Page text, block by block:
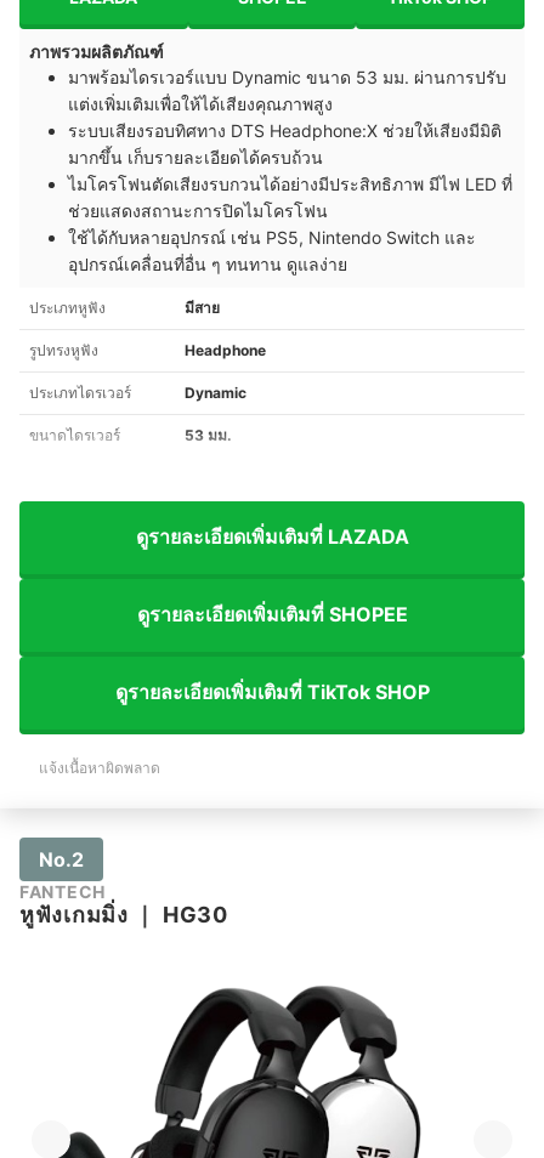
ภาพรวมผลิตภัณฑ์
มาพร้อมไดรเวอร์แบบ Dynamic ขนาด 53 มม. ผ่านการปรับ
แต่งเพิ่มเติมเพื่อให้ได้เสียงคุณภาพสูง
ระบบเสียงรอบทิศทาง DTS Headphone:X ช่วยให้เสียงมีมิติ
มากขึ้น เก็บรายละเอียดได้ครบถ้วน
ไมโครโฟนตัดเสียงรบกวนได้อย่างมีประสิทธิภาพ มีไฟ LED ที่
ช่วยแสดงสถานะการปิดไมโครโฟน
ใช้ได้กับหลายอุปกรณ์ เช่น PS5, Nintendo Switch และ
อุปกรณ์เคลื่อนที่อื่น ๆ ทนทาน ดูแลง่าย
ประเภทหูฟัง มีสาย
รูปทรงหูฟัง Headphone
ประเภทไดรเวอร์ Dynamic
ขนาดไดรเวอร์ 53 มม.
ดูรายละเอียดเพิ่มเติมที่ LAZADA
ดูรายละเอียดเพิ่มเติมที่ SHOPEE
ดูรายละเอียดเพิ่มเติมที่ TikTok SHOP
แจ้งเนื้อหาผิดพลาด
No.2
FANTECH
หูฟังเกมมิ่ง ｜ HG30